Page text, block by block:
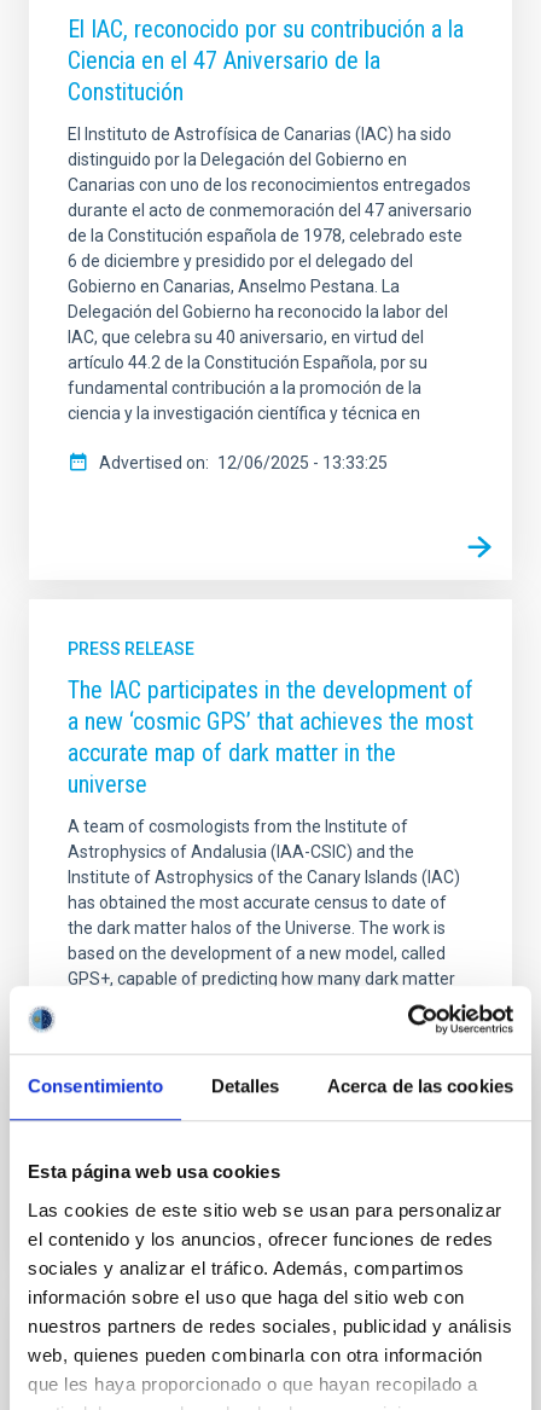
Consentimiento Detalles Acerca de las cookies
Esta página web usa cookies
Las cookies de este sitio web se usan para personalizar
el contenido y los anuncios, ofrecer funciones de redes
sociales y analizar el tráfico. Además, compartimos
información sobre el uso que haga del sitio web con
nuestros partners de redes sociales, publicidad y análisis
web, quienes pueden combinarla con otra información
que les haya proporcionado o que hayan recopilado a
El IAC, reconocido por su contribución a la
Ciencia en el 47 Aniversario de la
Constitución
El Instituto de Astrofísica de Canarias (IAC) ha sido
distinguido por la Delegación del Gobierno en
Canarias con uno de los reconocimientos entregados
durante el acto de conmemoración del 47 aniversario
de la Constitución española de 1978, celebrado este
6 de diciembre y presidido por el delegado del
Gobierno en Canarias, Anselmo Pestana. La
Delegación del Gobierno ha reconocido la labor del
IAC, que celebra su 40 aniversario, en virtud del
artículo 44.2 de la Constitución Española, por su
fundamental contribución a la promoción de la
ciencia y la investigación científica y técnica en
Advertised on 12/06/2025 - 13:33:25
PRESS RELEASE
The IAC participates in the development of
a new ‘cosmic GPS’ that achieves the most
accurate map of dark matter in the
universe
A team of cosmologists from the Institute of
Astrophysics of Andalusia (IAA-CSIC) and the
Institute of Astrophysics of the Canary Islands (IAC)
has obtained the most accurate census to date of
the dark matter halos of the Universe. The work is
based on the development of a new model, called
GPS+, capable of predicting how many dark matter
halos exist at each stage of cosmic history. In the
universe, there are enormous invisible structures
surrounding galaxies and galaxy clusters. These are
dark matter halos, concentrations of matter that do
PRESS RELEASE
Fernando Buitrago responde a la pregunta